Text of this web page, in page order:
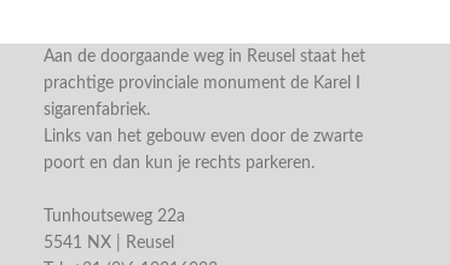
Aan de doorgaande weg in Reusel staat het
prachtige provinciale monument de Karel I
sigarenfabriek.
Links van het gebouw even door de zwarte
poort en dan kun je rechts parkeren.
Tunhoutseweg 22a
5541 NX | Reusel